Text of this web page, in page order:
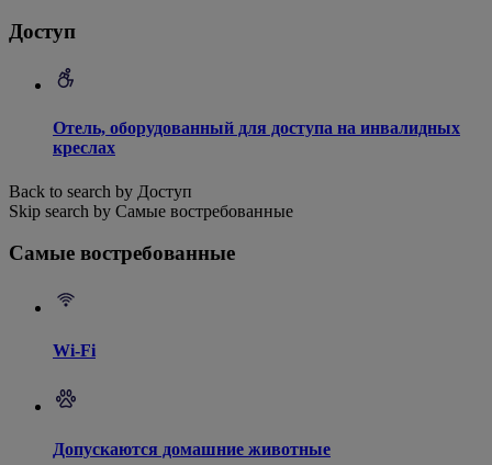
Доступ
Отель, оборудованный для доступа на инвалидных
креслах
Back to search by Доступ
Skip search by Самые востребованные
Самые востребованные
Wi-Fi
Допускаются домашние животные